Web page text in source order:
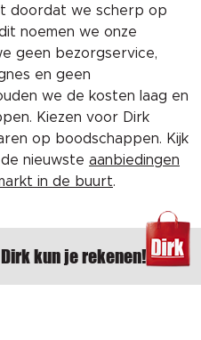
doordat we scherp op
noemen we onze
geen bezorgservice,
en geen
we de kosten laag en
Kiezen voor Dirk
op boodschappen. Kijk
nieuwste aanbiedingen
in de buurt.
Dirk kun je rekenen!